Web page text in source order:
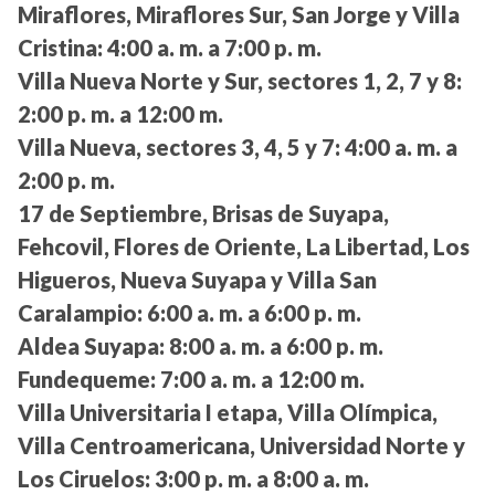
Miraflores, Miraflores Sur, San Jorge y Villa
Cristina: 4:00 a. m. a 7:00 p. m.
Villa Nueva Norte y Sur, sectores 1, 2, 7 y 8:
2:00 p. m. a 12:00 m.
Villa Nueva, sectores 3, 4, 5 y 7: 4:00 a. m. a
2:00 p. m.
17 de Septiembre, Brisas de Suyapa,
Fehcovil, Flores de Oriente, La Libertad, Los
Higueros, Nueva Suyapa y Villa San
Caralampio: 6:00 a. m. a 6:00 p. m.
Aldea Suyapa: 8:00 a. m. a 6:00 p. m.
Fundequeme: 7:00 a. m. a 12:00 m.
Villa Universitaria I etapa, Villa Olímpica,
Villa Centroamericana, Universidad Norte y
Los Ciruelos: 3:00 p. m. a 8:00 a. m.